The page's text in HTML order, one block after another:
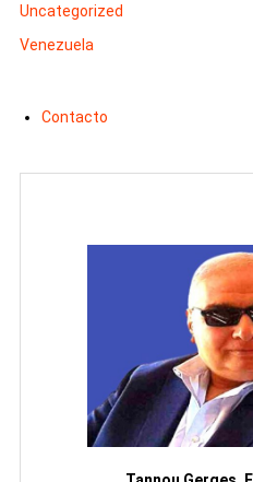
Uncategorized
Venezuela
Contacto